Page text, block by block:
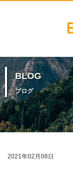
BLOG
ブログ
2021年02月08日